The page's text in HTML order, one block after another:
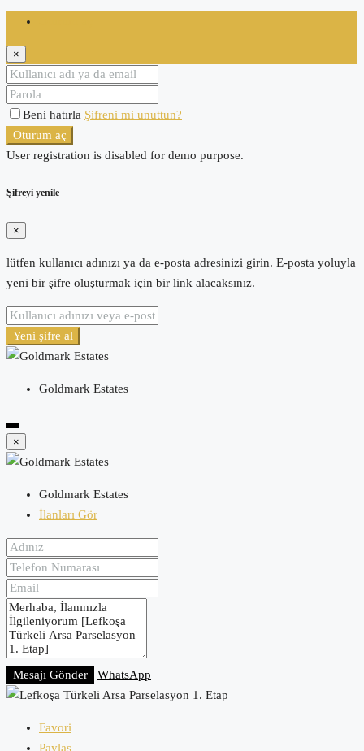
×
Beni hatırla Şifreni mi unuttun?
Oturum aç
User registration is disabled for demo purpose.
Şifreyi yenile
×
lütfen kullanıcı adınızı ya da e-posta adresinizi girin. E-posta yoluyla
yeni bir şifre oluşturmak için bir link alacaksınız.
Yeni şifre al
Goldmark Estates
×
Goldmark Estates
İlanları Gör
Mesajı Gönder WhatsApp
Favori
Paylaş